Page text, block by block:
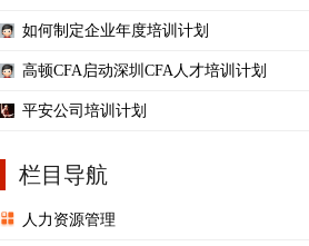
如何制定企业年度培训计划
高顿CFA启动深圳CFA人才培训计划
平安公司培训计划
栏目导航
人力资源管理